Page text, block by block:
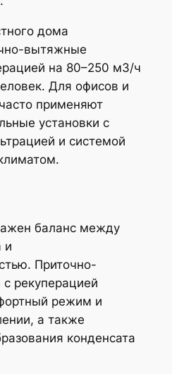
дома
вытяжные
на 80–250 м3/ч
Для офисов и
применяют
установки с
и системой
баланс между
и
Приточно-
рекуперацией
режим и
а также
конденсата